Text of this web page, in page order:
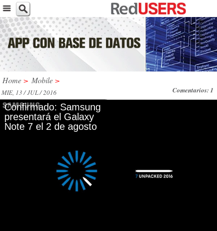
Home > Mobile >
Comentarios: 1
MIE, 13 / JUL / 2016
Confirmado: Samsung
presentará el Galaxy
Note 7 el 2 de agosto